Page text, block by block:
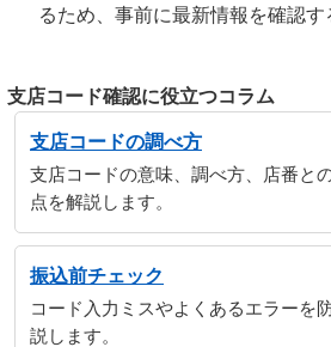
るため、事前に最新情報を確認す
支店コード確認に役立つコラム
支店コードの調べ方
支店コードの意味、調べ方、店番と
点を解説します。
振込前チェック
コード入力ミスやよくあるエラーを
説します。